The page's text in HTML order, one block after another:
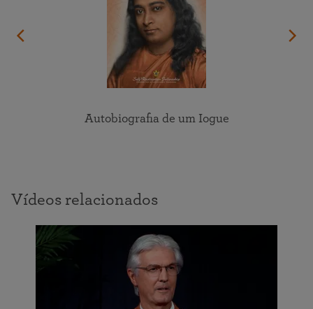
Autobiografia de um Iogue
Vídeos relacionados